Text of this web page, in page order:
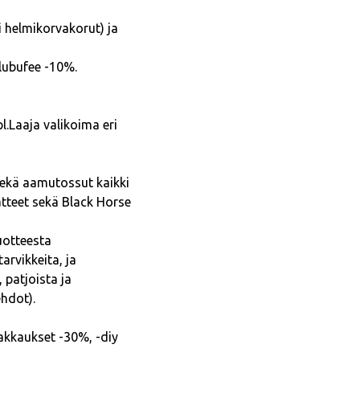
helmikorvakorut) ja
-10%.
valikoima eri
aamutossut kaikki
sekä Black Horse
ja
patjoista ja
-30%, -diy